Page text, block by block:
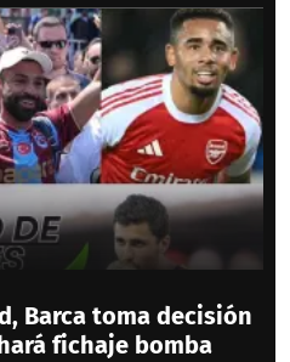
Barca toma decisión
fichaje bomba